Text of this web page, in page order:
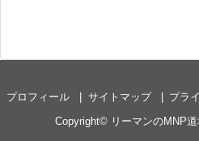
プロフィール サイトマップ プラ
Copyright© リーマンのMNP